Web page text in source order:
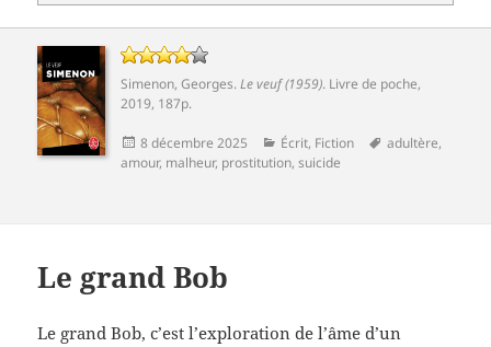
Simenon, Georges.Le veuf (1959). Livre de poche,
2019, 187p.
Publié
le
8 décembre 2025 Catégories
Écrit, Fiction
Mots-
adultère,
amour, malheur, prostitution,suicide
Le grand Bob
Le grand Bob, c’est l’exploration de l’âme d’un